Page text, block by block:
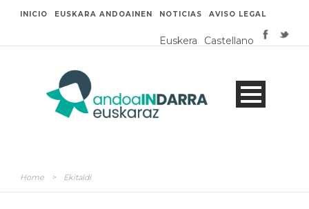
INICIO EUSKARA ANDOAINEN NOTICIAS AVISO LEGAL
Euskera Castellano
Home > Ekitaldi